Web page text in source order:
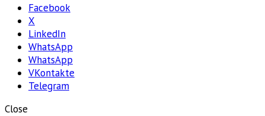
Facebook
X
LinkedIn
WhatsApp
WhatsApp
VKontakte
Telegram
Close